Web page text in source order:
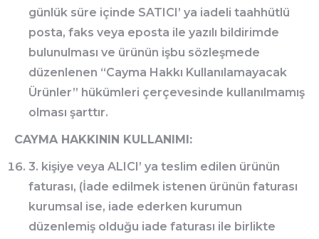
günlük süre içinde SATICI’ ya iadeli taahhütlü
posta, faks veya eposta ile yazılı bildirimde
bulunulması ve ürünün işbu sözleşmede
düzenlenen “Cayma Hakkı Kullanılamayacak
Ürünler” hükümleri çerçevesinde kullanılmamış
olması şarttır.
CAYMA HAKKININ KULLANIMI:
3. kişiye veya ALICI’ ya teslim edilen ürünün
faturası, (İade edilmek istenen ürünün faturası
kurumsal ise, iade ederken kurumun
düzenlemiş olduğu iade faturası ile birlikte